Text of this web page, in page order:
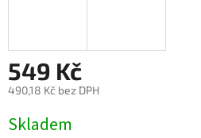
549 Kč
490,18 Kč bez DPH
cena:
Skladem